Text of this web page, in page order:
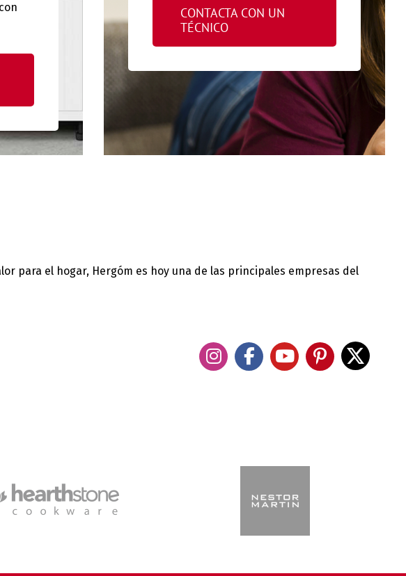
CONTACTA CON UN
TÉCNICO
para el hogar, Hergóm es hoy una de las principales empresas del